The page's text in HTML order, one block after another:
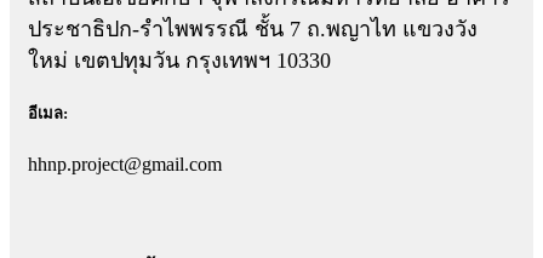
ประชาธิปก-รำไพพรรณี ชั้น 7 ถ.พญาไท แขวงวัง
ใหม่ เขตปทุมวัน กรุงเทพฯ 10330
อีเมล:
hhnp.project@gmail.com